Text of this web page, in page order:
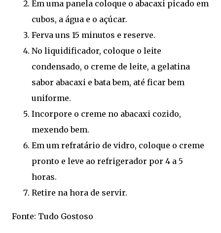
Em uma panela coloque o abacaxi picado em
cubos, a água e o açúcar.
Ferva uns 15 minutos e reserve.
No liquidificador, coloque o leite
condensado, o creme de leite, a gelatina
sabor abacaxi e bata bem, até ficar bem
uniforme.
Incorpore o creme no abacaxi cozido,
mexendo bem.
Em um refratário de vidro, coloque o creme
pronto e leve ao refrigerador por 4 a 5
horas.
Retire na hora de servir.
Fonte: Tudo Gostoso